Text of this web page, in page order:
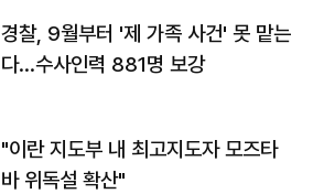
경찰, 9월부터 '제 가족 사건' 못 맡는
다…수사인력 881명 보강
"이란 지도부 내 최고지도자 모즈타
바 위독설 확산"